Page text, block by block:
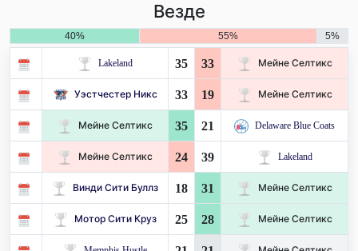
Везде
40% 55% 5%
Lakeland 35 33 Мейне Селтикс
Уэстчестер Никс 33 19 Мейне Селтикс
Мейне Селтикс 35 21 Delaware Blue Coats
Мейне Селтикс 24 39 Lakeland
Винди Сити Буллз 18 31 Мейне Селтикс
Мотор Сити Круз 25 28 Мейне Селтикс